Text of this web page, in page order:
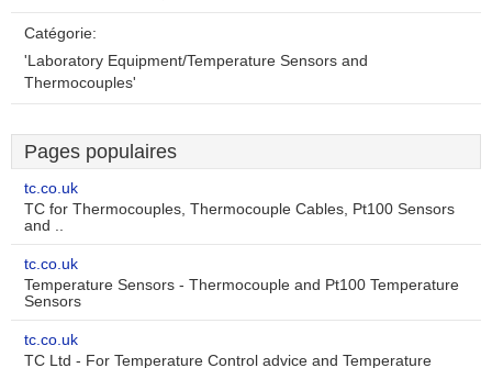
Catégorie:
'Laboratory Equipment/Temperature Sensors and
Thermocouples'
Pages populaires
tc.co.uk
TC for Thermocouples, Thermocouple Cables, Pt100 Sensors
and ..
tc.co.uk
Temperature Sensors - Thermocouple and Pt100 Temperature
Sensors
tc.co.uk
TC Ltd - For Temperature Control advice and Temperature